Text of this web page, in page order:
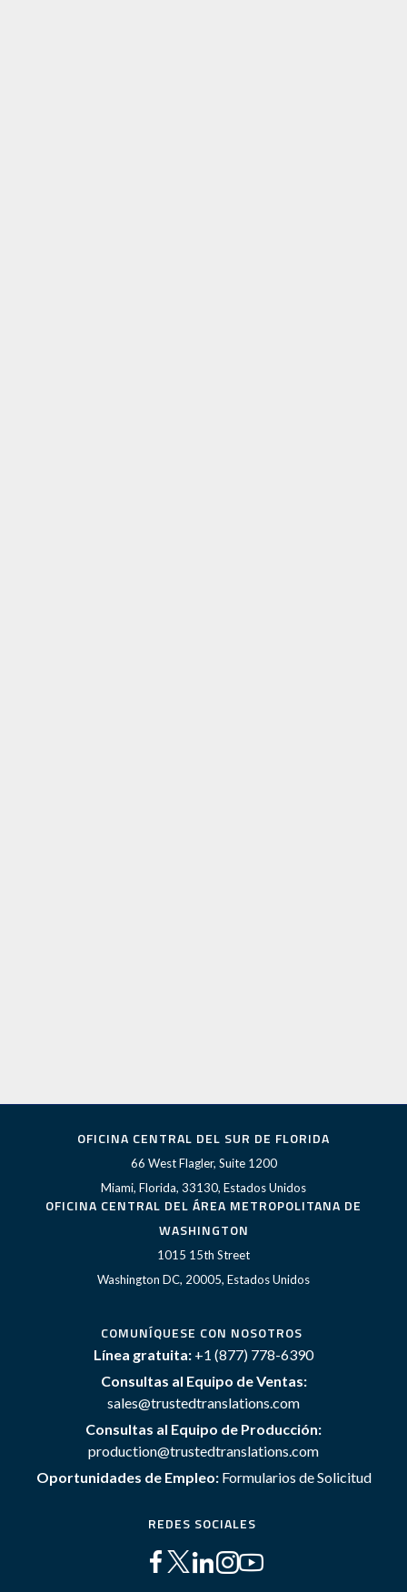
OFICINA CENTRAL DEL SUR DE FLORIDA
66 West Flagler, Suite 1200
Miami, Florida, 33130, Estados Unidos
OFICINA CENTRAL DEL ÁREA METROPOLITANA DE
WASHINGTON
1015 15th Street
Washington DC, 20005, Estados Unidos
COMUNÍQUESE CON NOSOTROS
Línea gratuita: +1 (877) 778-6390
Consultas al Equipo de Ventas:
sales@trustedtranslations.com
Consultas al Equipo de Producción:
production@trustedtranslations.com
Oportunidades de Empleo: Formularios de Solicitud
REDES SOCIALES